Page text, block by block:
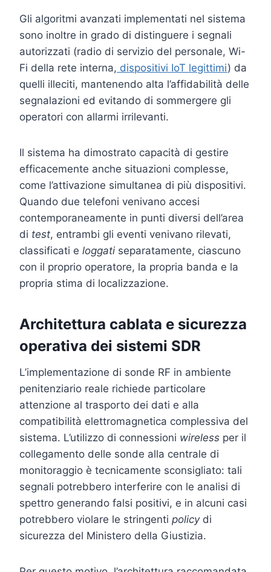
Gli algoritmi avanzati implementati nel sistema
sono inoltre in grado di distinguere i segnali
autorizzati (radio di servizio del personale, Wi-
Fi della rete interna, dispositivi IoT legittimi) da
quelli illeciti, mantenendo alta l’affidabilità delle
segnalazioni ed evitando di sommergere gli
operatori con allarmi irrilevanti.
Il sistema ha dimostrato capacità di gestire
efficacemente anche situazioni complesse,
come l’attivazione simultanea di più dispositivi.
Quando due telefoni venivano accesi
contemporaneamente in punti diversi dell’area
di test, entrambi gli eventi venivano rilevati,
classificati e loggati separatamente, ciascuno
con il proprio operatore, la propria banda e la
propria stima di localizzazione.
Architettura cablata e sicurezza
operativa dei sistemi SDR
L’implementazione di sonde RF in ambiente
penitenziario reale richiede particolare
attenzione al trasporto dei dati e alla
compatibilità elettromagnetica complessiva del
sistema. L’utilizzo di connessioni wireless per il
collegamento delle sonde alla centrale di
monitoraggio è tecnicamente sconsigliato: tali
segnali potrebbero interferire con le analisi di
spettro generando falsi positivi, e in alcuni casi
potrebbero violare le stringenti policydi
sicurezza del Ministero della Giustizia.